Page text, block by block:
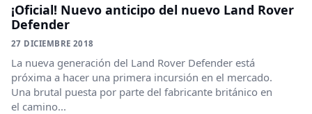
¡Oficial! Nuevo anticipo del nuevo Land Rover
Defender
27 DICIEMBRE 2018
La nueva generación del Land Rover Defender está
próxima a hacer una primera incursión en el mercado.
Una brutal puesta por parte del fabricante británico en
el camino...